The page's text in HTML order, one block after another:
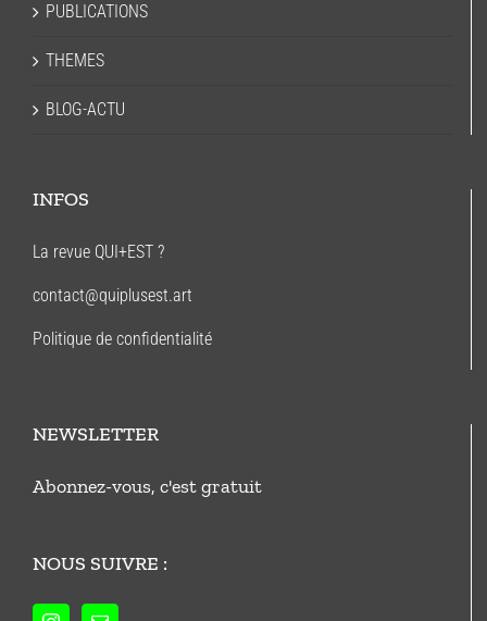
PUBLICATIONS
THEMES
BLOG-ACTU
INFOS
La revue QUI+EST ?
contact@quiplusest.art
Politique de confidentialité
NEWSLETTER
Abonnez-vous, c'est gratuit
NOUS SUIVRE :